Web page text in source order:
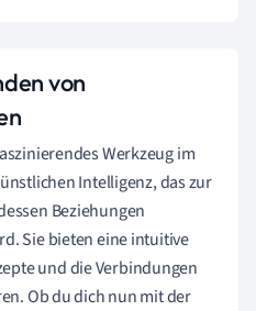
von
Werkzeug im
Intelligenz, das zur
Beziehungen
Sie bieten eine intuitive
und die Verbindungen
Ob du dich nun mit der